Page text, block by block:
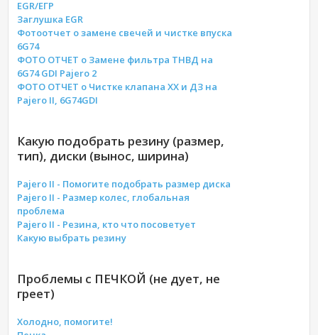
EGR/ЕГР
Заглушка EGR
Фотоотчет о замене свечей и чистке впуска
6G74
ФОТО ОТЧЕТ о Замене фильтра ТНВД на
6G74 GDI Pajero 2
ФОТО ОТЧЕТ о Чистке клапана ХХ и ДЗ на
Pajero II, 6G74GDI
Какую подобрать резину (размер,
тип), диски (вынос, ширина)
Pajero II - Помогите подобрать размер диска
Pajero II - Размер колес, глобальная
проблема
Pajero II - Резина, кто что посоветует
Какую выбрать резину
Проблемы с ПЕЧКОЙ (не дует, не
греет)
Холодно, помогите!